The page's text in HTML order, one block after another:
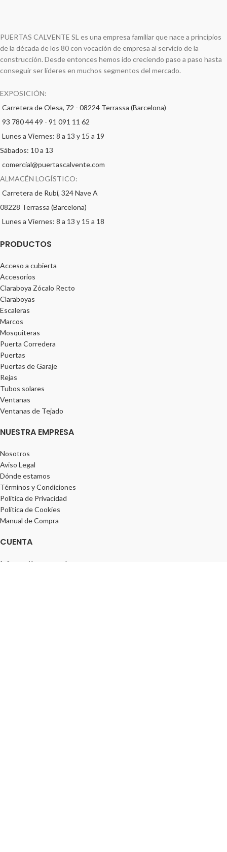
PUERTAS CALVENTE SL es una empresa familiar que nace a principios
de la década de los 80 con vocación de empresa al servicio de la
construcción. Desde entonces hemos ido creciendo paso a paso hasta
conseguir ser líderes en muchos segmentos del mercado.
EXPOSICIÓN:
Carretera de Olesa, 72 - 08224 Terrassa (Barcelona)
93 780 44 49 - 91 091 11 62
Lunes a Viernes: 8 a 13 y 15 a 19
Sábados: 10 a 13
comercial@puertascalvente.com
ALMACÉN LOGÍSTICO:
Carretera de Rubí, 324 Nave A
08228 Terrassa (Barcelona)
Lunes a Viernes: 8 a 13 y 15 a 18
PRODUCTOS
Acceso a cubierta
Accesorios
Claraboya Zócalo Recto
Claraboyas
Escaleras
Marcos
Mosquiteras
Puerta Corredera
Puertas
Puertas de Garaje
Rejas
Tubos solares
Ventanas
Ventanas de Tejado
NUESTRA EMPRESA
Nosotros
Aviso Legal
Dónde estamos
Términos y Condiciones
Política de Privacidad
Política de Cookies
Manual de Compra
CUENTA
Información personal